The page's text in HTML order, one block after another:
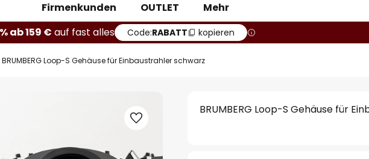
Firmenkunden
OUTLET
Mehr
ab 159 € auf fast alles Code:RABATT kopieren
BRUMBERG Loop-S Gehäuse für Einbaustrahler schwarz
BRUMBERG Loop-S Gehäuse für